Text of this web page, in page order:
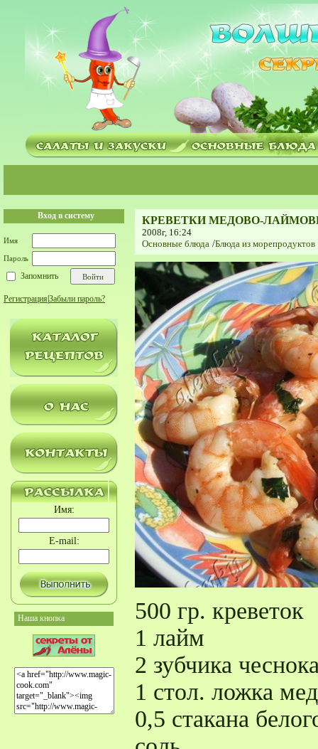
Вход в систему
Имя
Пароль
Запомнить
Регистрация Забыли пароль?
Имя:
E-mail:
Наша кнопка
КРЕВЕТКИ МЕДОВО-
2008г, 16:24
Основные блюда /Блюда из морепродуктов
500 гр. креветок
1 лайм
2 зубчика
1 стол. ложка
0,5 стакана